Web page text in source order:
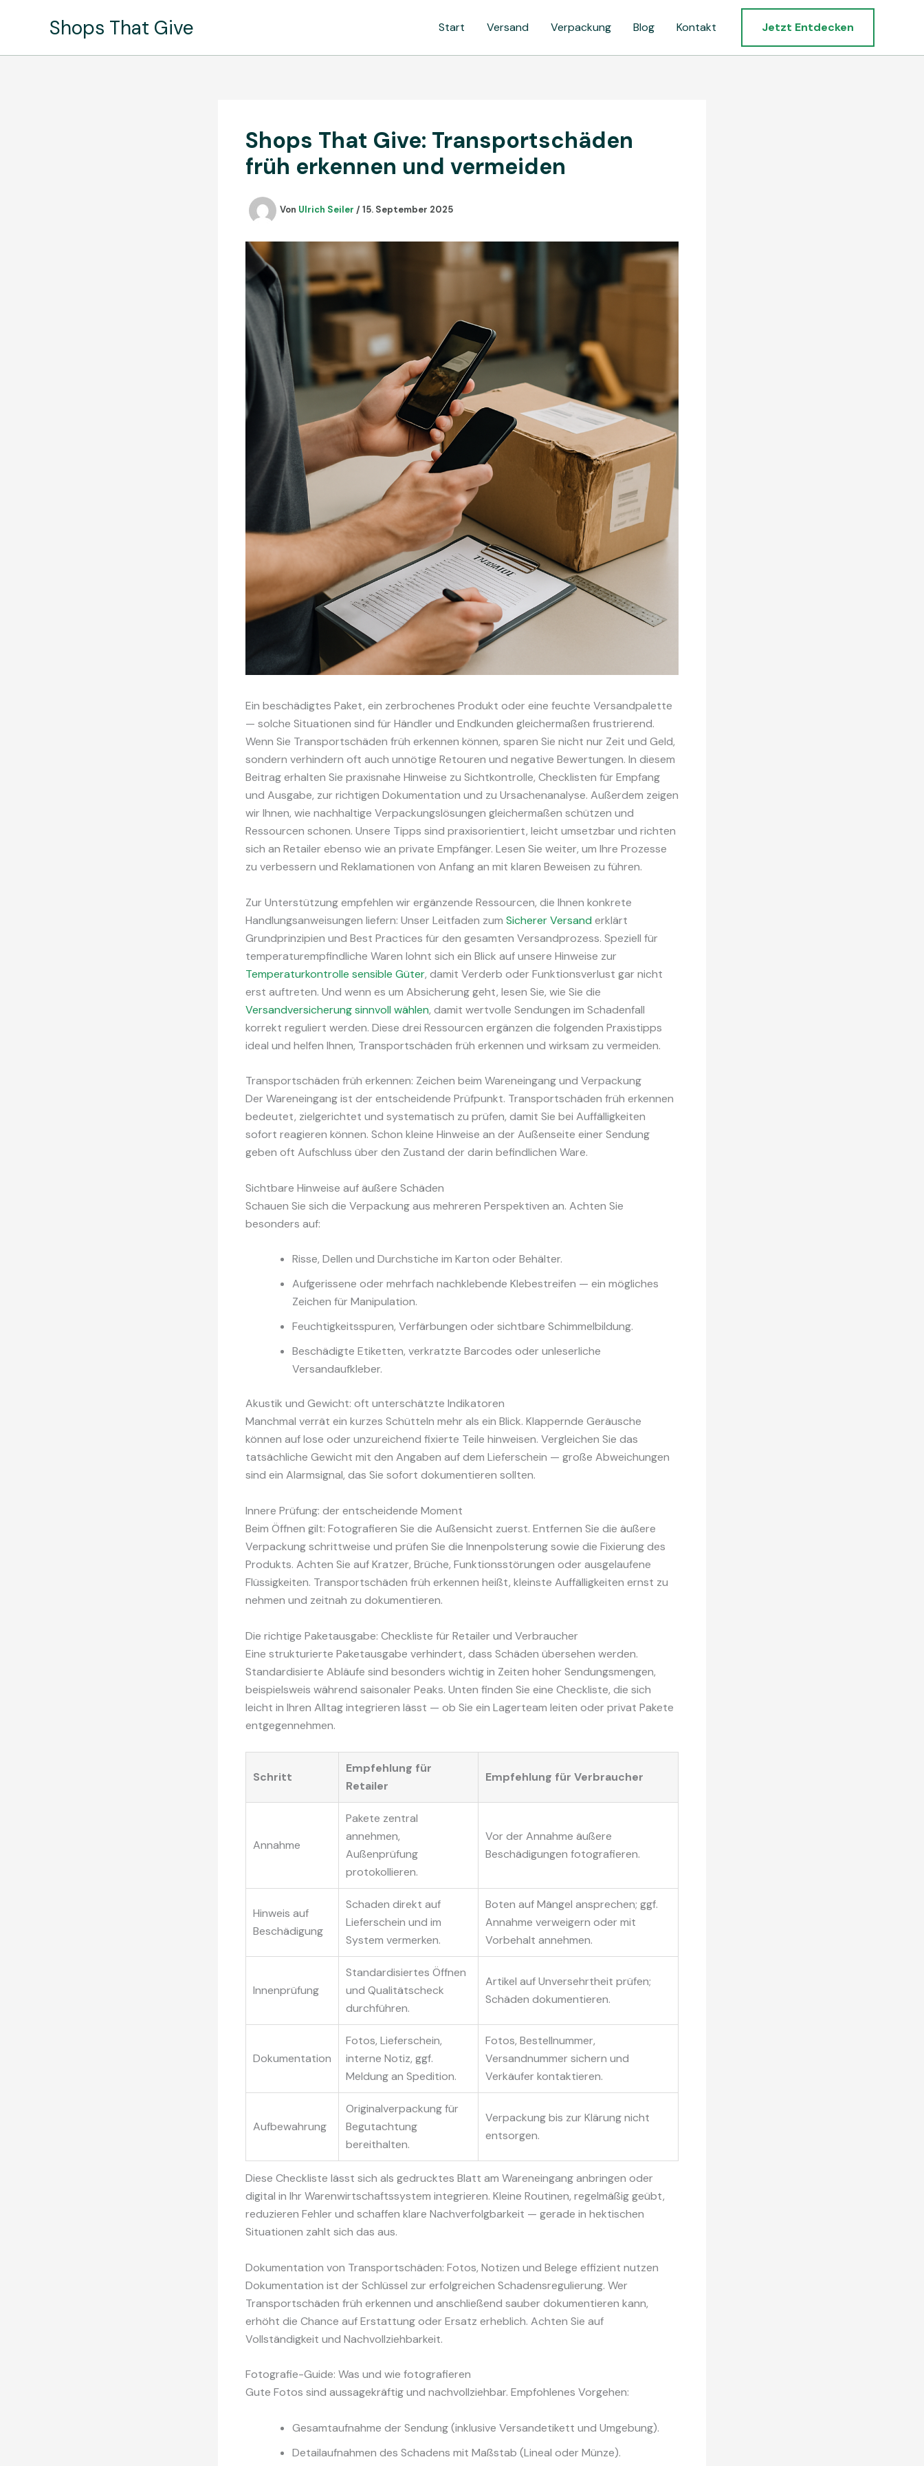
Shops That Give Start Versand Verpackung Blog Kontakt Jetzt Entdecken
Shops That Give: Transportschäden
früh erkennen und vermeiden
Von Ulrich Seiler / 15. September 2025
Ein beschädigtes Paket, ein zerbrochenes Produkt oder eine feuchte Versandpalette
— solche Situationen sind für Händler und Endkunden gleichermaßen frustrierend.
Wenn Sie Transportschäden früh erkennen können, sparen Sie nicht nur Zeit und Geld,
sondern verhindern oft auch unnötige Retouren und negative Bewertungen. In diesem
Beitrag erhalten Sie praxisnahe Hinweise zu Sichtkontrolle, Checklisten für Empfang
und Ausgabe, zur richtigen Dokumentation und zu Ursachenanalyse. Außerdem zeigen
wir Ihnen, wie nachhaltige Verpackungslösungen gleichermaßen schützen und
Ressourcen schonen. Unsere Tipps sind praxisorientiert, leicht umsetzbar und richten
sich an Retailer ebenso wie an private Empfänger. Lesen Sie weiter, um Ihre Prozesse
zu verbessern und Reklamationen von Anfang an mit klaren Beweisen zu führen.
Zur Unterstützung empfehlen wir ergänzende Ressourcen, die Ihnen konkrete
Handlungsanweisungen liefern: Unser Leitfaden zum Sicherer Versand erklärt
Grundprinzipien und Best Practices für den gesamten Versandprozess. Speziell für
temperaturempfindliche Waren lohnt sich ein Blick auf unsere Hinweise zur
Temperaturkontrolle sensible Güter, damit Verderb oder Funktionsverlust gar nicht
erst auftreten. Und wenn es um Absicherung geht, lesen Sie, wie Sie die
Versandversicherung sinnvoll wählen, damit wertvolle Sendungen im Schadenfall
korrekt reguliert werden. Diese drei Ressourcen ergänzen die folgenden Praxistipps
ideal und helfen Ihnen, Transportschäden früh erkennen und wirksam zu vermeiden.
Transportschäden früh erkennen: Zeichen beim Wareneingang und Verpackung
Der Wareneingang ist der entscheidende Prüfpunkt. Transportschäden früh erkennen
bedeutet, zielgerichtet und systematisch zu prüfen, damit Sie bei Auffälligkeiten
sofort reagieren können. Schon kleine Hinweise an der Außenseite einer Sendung
geben oft Aufschluss über den Zustand der darin befindlichen Ware.
Sichtbare Hinweise auf äußere Schäden
Schauen Sie sich die Verpackung aus mehreren Perspektiven an. Achten Sie
besonders auf:
Risse, Dellen und Durchstiche im Karton oder Behälter.
Aufgerissene oder mehrfach nachklebende Klebestreifen — ein mögliches
Zeichen für Manipulation.
Feuchtigkeitsspuren, Verfärbungen oder sichtbare Schimmelbildung.
Beschädigte Etiketten, verkratzte Barcodes oder unleserliche
Versandaufkleber.
Akustik und Gewicht: oft unterschätzte Indikatoren
Manchmal verrät ein kurzes Schütteln mehr als ein Blick. Klappernde Geräusche
können auf lose oder unzureichend fixierte Teile hinweisen. Vergleichen Sie das
tatsächliche Gewicht mit den Angaben auf dem Lieferschein — große Abweichungen
sind ein Alarmsignal, das Sie sofort dokumentieren sollten.
Innere Prüfung: der entscheidende Moment
Beim Öffnen gilt: Fotografieren Sie die Außensicht zuerst. Entfernen Sie die äußere
Verpackung schrittweise und prüfen Sie die Innenpolsterung sowie die Fixierung des
Produkts. Achten Sie auf Kratzer, Brüche, Funktionsstörungen oder ausgelaufene
Flüssigkeiten. Transportschäden früh erkennen heißt, kleinste Auffälligkeiten ernst zu
nehmen und zeitnah zu dokumentieren.
Die richtige Paketausgabe: Checkliste für Retailer und Verbraucher
Eine strukturierte Paketausgabe verhindert, dass Schäden übersehen werden.
Standardisierte Abläufe sind besonders wichtig in Zeiten hoher Sendungsmengen,
beispielsweis während saisonaler Peaks. Unten finden Sie eine Checkliste, die sich
leicht in Ihren Alltag integrieren lässt — ob Sie ein Lagerteam leiten oder privat Pakete
entgegennehmen.
Schritt
Empfehlung für
Retailer
Empfehlung für Verbraucher
Annahme
Pakete zentral
annehmen,
Außenprüfung
protokollieren.
Vor der Annahme äußere
Beschädigungen fotografieren.
Hinweis auf
Beschädigung
Schaden direkt auf
Lieferschein und im
System vermerken.
Boten auf Mängel ansprechen; ggf.
Annahme verweigern oder mit
Vorbehalt annehmen.
Innenprüfung
Standardisiertes Öffnen
und Qualitätscheck
durchführen.
Artikel auf Unversehrtheit prüfen;
Schäden dokumentieren.
Dokumentation
Fotos, Lieferschein,
interne Notiz, ggf.
Meldung an Spedition.
Fotos, Bestellnummer,
Versandnummer sichern und
Verkäufer kontaktieren.
Aufbewahrung
Originalverpackung für
Begutachtung
bereithalten.
Verpackung bis zur Klärung nicht
entsorgen.
Diese Checkliste lässt sich als gedrucktes Blatt am Wareneingang anbringen oder
digital in Ihr Warenwirtschaftssystem integrieren. Kleine Routinen, regelmäßig geübt,
reduzieren Fehler und schaffen klare Nachverfolgbarkeit — gerade in hektischen
Situationen zahlt sich das aus.
Dokumentation von Transportschäden: Fotos, Notizen und Belege effizient nutzen
Dokumentation ist der Schlüssel zur erfolgreichen Schadensregulierung. Wer
Transportschäden früh erkennen und anschließend sauber dokumentieren kann,
erhöht die Chance auf Erstattung oder Ersatz erheblich. Achten Sie auf
Vollständigkeit und Nachvollziehbarkeit.
Fotografie-Guide: Was und wie fotografieren
Gute Fotos sind aussagekräftig und nachvollziehbar. Empfohlenes Vorgehen:
Gesamtaufnahme der Sendung (inklusive Versandetikett und Umgebung).
Detailaufnahmen des Schadens mit Maßstab (Lineal oder Münze).